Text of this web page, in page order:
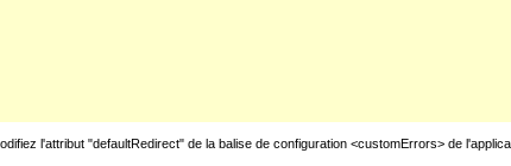
l'attribut "defaultRedirect" de la balise de configuration <customErrors> de